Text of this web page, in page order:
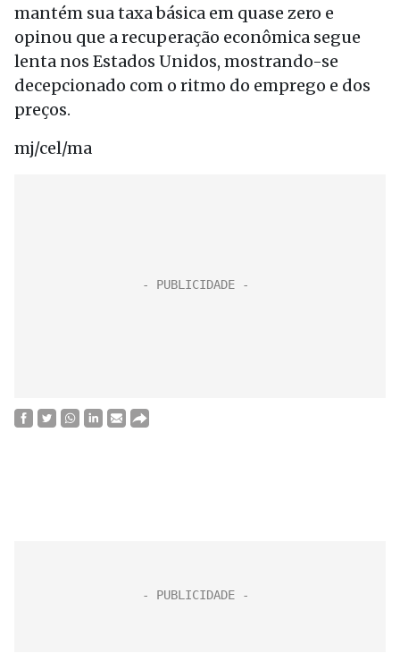
mantém sua taxa básica em quase zero e
opinou que a recuperação econômica segue
lenta nos Estados Unidos, mostrando-se
decepcionado com o ritmo do emprego e dos
preços.
mj/cel/ma